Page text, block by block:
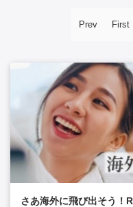
Prev First
さあ海外に飛び出そう！